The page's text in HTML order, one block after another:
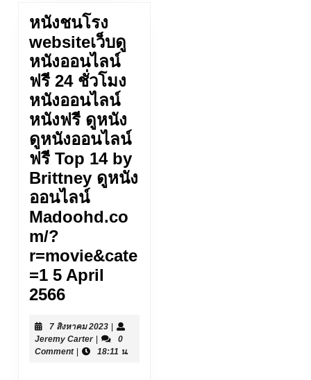
หนังชนโรง
websiteเว็บดู
หนังออนไลน์
ฟรี 24 ชั่วโมง
หนังออนไลน์
หนังฟรี ดูหนัง
ดูหนังออนไลน์
ฟรี Top 14 by
Brittney ดูหนัง
ออนไลน์
Madoohd.co
m/?
r=movie&cate
=1 5 April
2566หนัง
โรง
websiteเว็บ
7 สิงหาคม 20237
สิงหาคม
2023
|
Jeremy CarterJeremy
Carter
|
0
Comment | 18:11 น.